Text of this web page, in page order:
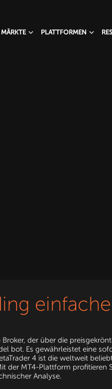
MÄRKTE PLATTFORMEN
Broker, der über die
bot. Es gewährleistet eine
4 ist die weltweit
der MT4-Plattform profitieren
Analyse.